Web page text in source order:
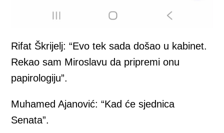
Rifat Škrijelj: “Evo tek sada došao u kabinet.
Rekao sam Miroslavu da pripremi onu
papirologiju”.
Muhamed Ajanović: “Kad će sjednica
Senata”.